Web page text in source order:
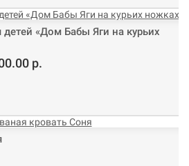
«Дом Бабы Яги на курьих
р.